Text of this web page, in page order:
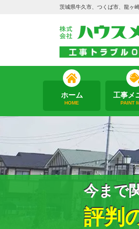
茨城県牛久市、つくば市、龍ヶ
ホーム
HOME
工事メ
PAINT
今まで
評判